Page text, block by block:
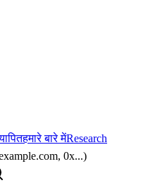
हमारे बारे मेंResearch
0x...)